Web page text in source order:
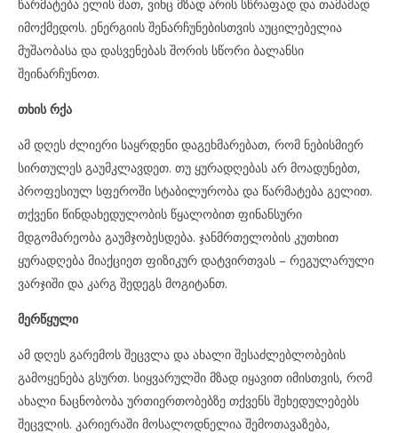
წარმატება ელის მათ, ვინც მზად არის სწრაფად და თამამად
იმოქმედოს. ენერგიის შენარჩუნებისთვის აუცილებელია
მუშაობასა და დასვენებას შორის სწორი ბალანსი
შეინარჩუნოთ.
თხის რქა
ამ დღეს ძლიერი საყრდენი დაგეხმარებათ, რომ ნებისმიერ
სირთულეს გაუმკლავდეთ. თუ ყურადღებას არ მოადუნებთ,
პროფესიულ სფეროში სტაბილურობა და წარმატება გელით.
თქვენი წინდახედულობის წყალობით ფინანსური
მდგომარეობა გაუმჯობესდება. ჯანმრთელობის კუთხით
ყურადღება მიაქციეთ ფიზიკურ დატვირთვას – რეგულარული
ვარჯიში და კარგ შედეგს მოგიტანთ.
მერწყული
ამ დღეს გარემოს შეცვლა და ახალი შესაძლებლობების
გამოყენება გსურთ. სიყვარულში მზად იყავით იმისთვის, რომ
ახალი ნაცნობობა ურთიერთობებზე თქვენს შეხედულებებს
შეცვლის. კარიერაში მოსალოდნელია შემოთავაზება,